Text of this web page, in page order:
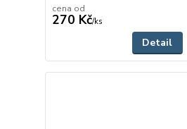
cena od
270 Kč/ks
Detail